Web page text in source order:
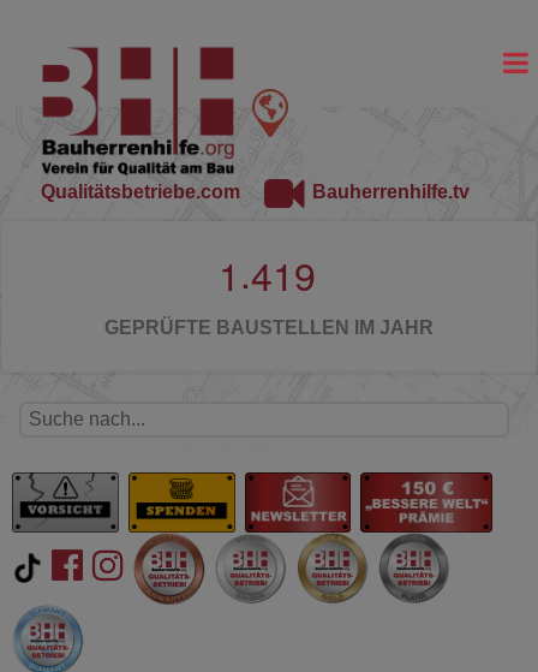
Qualitätsbetriebe.com Bauherrenhilfe.tv
1 .419
GEPRÜFTE BAUSTELLEN IM JAHR